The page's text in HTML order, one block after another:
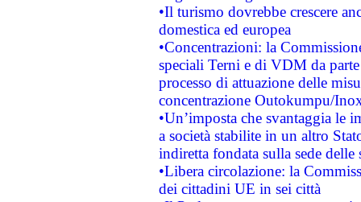
•Il turismo dovrebbe crescere
domestica ed europea
•Concentrazioni: la
speciali Terni e di VDM da
processo di attuazione delle
concentrazione Outokumpu/
•Un’imposta che svantaggia le
a società stabilite in un altro
indiretta fondata sulla sede delle
•Libera circolazione: la
dei cittadini UE in sei città